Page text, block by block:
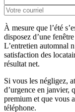
À mesure que l’été
disposez d’une
L’entretien automnal
satisfaction des
résultat net.
Si vous les négligez,
d’urgence en janvier,
premium et que vous
téléphone.